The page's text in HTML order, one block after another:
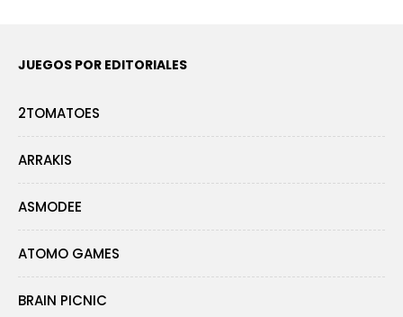
JUEGOS POR EDITORIALES
2TOMATOES
ARRAKIS
ASMODEE
ATOMO GAMES
BRAIN PICNIC